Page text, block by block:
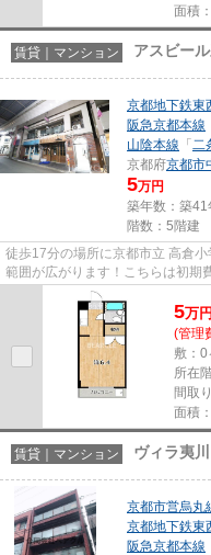
面積
賃貸｜マンション アスビー
京都地下鉄東
阪急京都本線
山陰本線 「 二
京都府京都市
5万円
築年数：築41
階数：5階建
徒歩17分の場所に京都市立 高倉
範囲が広がります！こちらは初期
「アスビール三条」のここが...
5万円
(管理
敷：0
所在
間取
面積
賃貸｜マンション ヴィラ夷川
京都市営烏丸
京都地下鉄東
阪急京都本線